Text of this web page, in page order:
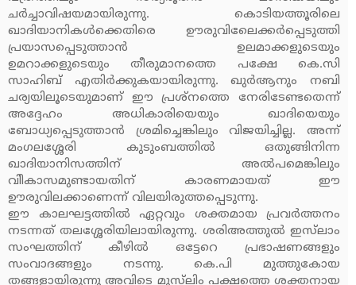
ചര്‍ച്ചാവിഷയമായിരുന്നു. കൊടിയത്തൂരിലെ
ഖാദിയാനികള്‍ക്കെതിരെ ഊരുവിലേെക്കര്‍പ്പെടുത്തി
പ്രയാസപ്പെടുത്താന്‍ ഉലമാക്കളുടെയും
ഉമറാക്കളുടെയും തീരുമാനത്തെ പക്ഷേ കെ.സി
സാഹിബ് എതിര്‍ക്കുകയായിരുന്നു. ഖുര്‍ആനും നബി
ചര്യയിലൂടെയുമാണ് ഈ പ്രശ്‌നത്തെ നേരിടേണ്ടതെന്ന്
അദ്ദേഹം അധികാരിയെയും ഖാദിയെയും
ബോധ്യപ്പെടുത്താന്‍ ശ്രമിച്ചെങ്കിലും വിജയിച്ചില്ല. അന്ന്
മംഗലശ്ശേരി കുടുംബത്തില്‍ ഒതുങ്ങിനിന്ന
ഖാദിയാനിസത്തിന് അല്‍പമെങ്കിലും
വിികാസമുണ്ടായതിന് കാരണമായത് ഈ
ഊരുവിലക്കാണെന്ന് വിലയിരുത്തപ്പെടുന്നു.
ഈ കാലഘട്ടത്തില്‍ ഏറ്റവും ശക്തമായ പ്രവര്‍ത്തനം
നടന്നത് തലശ്ശേരിയിലായിരുന്നു. ശരിഅത്തുല്‍ ഇസ്‌ലാം
സംഘത്തിന് കീഴില്‍ ഒട്ടേറെ പ്രഭാഷണങ്ങളും
സംവാദങ്ങളും നടന്നു. കെ.പി മുത്തുകോയ
തങ്ങളായിരുന്നു അവിടെ മുസ്‌ലിം പക്ഷത്തെ ശക്തനായ